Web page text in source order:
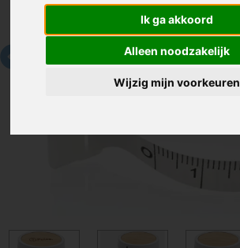
Ik ga akkoord
Alleen noodzakelijk
Wijzig mijn voorkeuren